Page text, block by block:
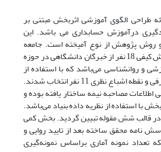
طراحی الگوی آموزشی اثربخش مبتنی بر
درآموزش حسابداری می باشد. این
پژوهش از نوع آمیخته است. جامعه
آماری این پژوهش در بخش کیفی 18 نفر از خبرگان دانشگاهی در حوزه
و روانشناسی می‌باشد که با استفاده از
روش نمونه‌گیری گلوله برفی و نقطه اشباع نظری 11 نفر انتخاب شدند.
مصاحبه نیمه ساختار یافته بوده و
با استفاده از نظریه داده بنیاد می‌باشد.
در قالب شش مقوله تبیین گردید. بخش کمی
نامه محقق ساخته بعد از تایید روایی و
تعداد نمونه آماری براساس نمونه‌گیری